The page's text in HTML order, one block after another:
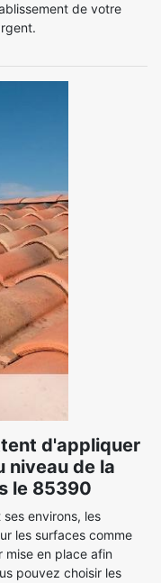
de votre
d'appliquer
niveau de la
le 85390
ses environs, les
les surfaces comme
mise en place afin
pouvez choisir les